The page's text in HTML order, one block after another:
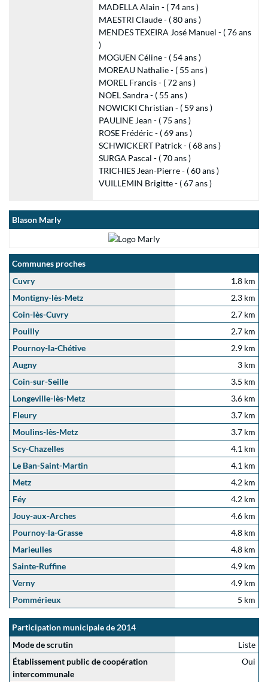
MADELLA Alain - ( 74 ans )
MAESTRI Claude - ( 80 ans )
MENDES TEXEIRA José Manuel - ( 76 ans
)
MOGUEN Céline - ( 54 ans )
MOREAU Nathalie - ( 55 ans )
MOREL Francis - ( 72 ans )
NOEL Sandra - ( 55 ans )
NOWICKI Christian - ( 59 ans )
PAULINE Jean - ( 75 ans )
ROSE Frédéric - ( 69 ans )
SCHWICKERT Patrick - ( 68 ans )
SURGA Pascal - ( 70 ans )
TRICHIES Jean-Pierre - ( 60 ans )
VUILLEMIN Brigitte - ( 67 ans )
Blason Marly
Communes proches
Cuvry
1.8 km
Montigny-lès-Metz
2.3 km
Coin-lès-Cuvry
2.7 km
Pouilly
2.7 km
Pournoy-la-Chétive
2.9 km
Augny
3 km
Coin-sur-Seille
3.5 km
Longeville-lès-Metz
3.6 km
Fleury
3.7 km
Moulins-lès-Metz
3.7 km
Scy-Chazelles
4.1 km
Le Ban-Saint-Martin
4.1 km
Metz
4.2 km
Féy
4.2 km
Jouy-aux-Arches
4.6 km
Pournoy-la-Grasse
4.8 km
Marieulles
4.8 km
Sainte-Ruffine
4.9 km
Verny
4.9 km
Pommérieux
5 km
Participation municipale de 2014
Mode de scrutin
Liste
Établissement public de coopération
intercommunale
Oui